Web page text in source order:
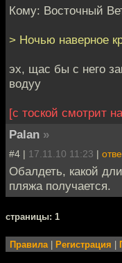
Кому: Восточный
> Ночью наверное
эх, щас бы с него
водуу
[с тоской смотрит
Palan »
#4 | 17.11.10 11:23 |
Обалдеть, какой
пляжа получается.
cтраницы: 1
Правила| Регистрация